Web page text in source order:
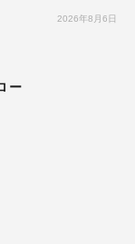
2026年8月6日
ー